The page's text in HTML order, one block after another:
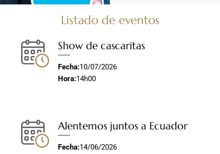
Listado de eventos
Show de cascaritas
Fecha:10/07/2026
Hora:14h00
Alentemos juntos a Ecuador
Fecha:14/06/2026